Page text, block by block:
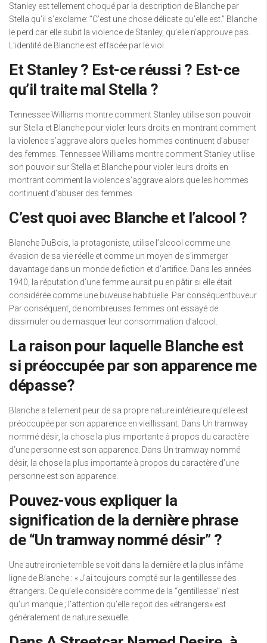
Stanley est tellement choqué par la description de Blanche par
Stella qu’il s’exclame: “C’est une chose délicate qu’elle est.” Blanche
le perd car elle subit la violence de Stanley, qu’elle n’approuve pas.
L’identité de Blanche est effacée par le viol.
Et Stanley ? Est-ce réussi ? Est-ce
qu’il traite mal Stella ?
Tennessee Williams montre comment Stanley utilise son pouvoir
sur Stella et Blanche pour violer leurs droits en montrant comment
la violence s’aggrave alors que les hommes continuent d’abuser
des femmes. Tennessee Williams montre comment Stanley utilise
son pouvoir sur Stella et Blanche pour violer leurs droits en
montrant comment la violence s’aggrave alors que les hommes
continuent d’abuser des femmes.
C’est quoi avec Blanche et l’alcool ?
Blanche DuBois, la protagoniste, utilise l’alcool comme une
évasion de sa vie réelle et comme un moyen de s’immerger
davantage dans un monde de fiction et d’artifice. Dans les années
1940, la réputation d’une femme aurait pu en pâtir si elle était
considérée comme une buveuse habituelle. Par conséquentbuveur
Par conséquent, de nombreuses femmes ont essayé de
dissimuler ou de masquer leur consommation d’alcool.
La raison pour laquelle Blanche est
si préoccupée par son apparence me
dépasse?
Blanche a tellement peur de sa propre nature intérieure qu’elle est
préoccupée par son apparence en vieillissant. Dans Un tramway
nommé désir, la chose la plus importante à propos du caractère
d’une personne est son apparence. Dans Un tramway nommé
désir, la chose la plus importante à propos du caractère d’une
personne est son apparence.
Pouvez-vous expliquer la
signification de la dernière phrase
de “Un tramway nommé désir” ?
Une autre ironie terrible se voit dans la dernière et la plus infâme
ligne de Blanche : « J’ai toujours compté sur la gentillesse des
étrangers. Ce qu’elle considère comme de la “gentillesse” n’est
qu’un manque ; l’attention qu’elle reçoit des «étrangers» est
généralement de nature sexuelle.